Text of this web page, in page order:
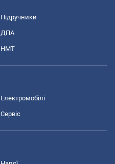
Підручники
ДПА
НМТ
Електромобілі
Сервіс